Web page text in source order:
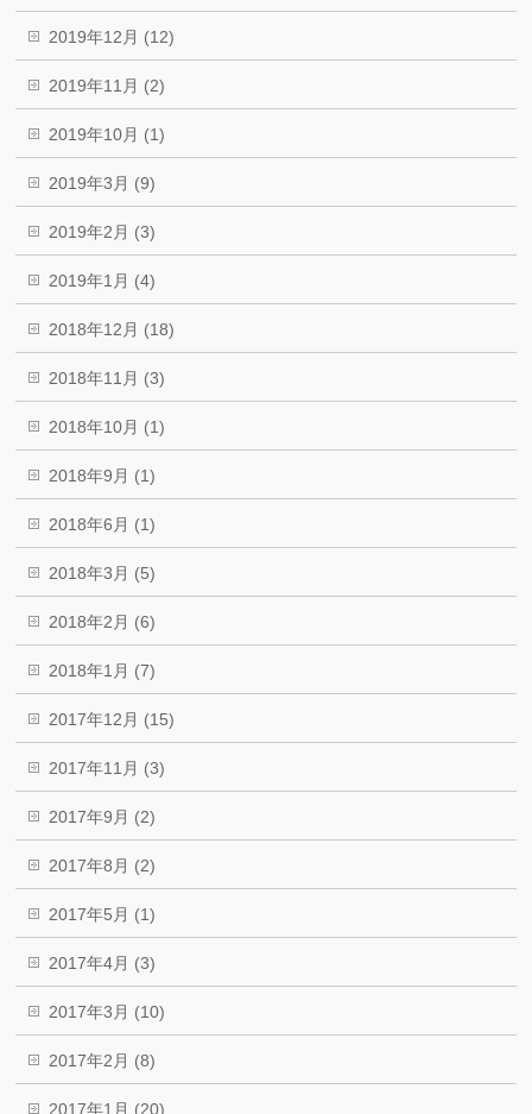
2019年12月 (12)
2019年11月 (2)
2019年10月 (1)
2019年3月 (9)
2019年2月 (3)
2019年1月 (4)
2018年12月 (18)
2018年11月 (3)
2018年10月 (1)
2018年9月 (1)
2018年6月 (1)
2018年3月 (5)
2018年2月 (6)
2018年1月 (7)
2017年12月 (15)
2017年11月 (3)
2017年9月 (2)
2017年8月 (2)
2017年5月 (1)
2017年4月 (3)
2017年3月 (10)
2017年2月 (8)
2017年1月 (20)